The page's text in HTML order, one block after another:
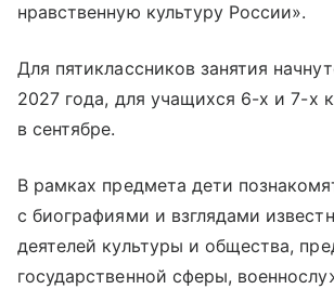
нравственную культуру России».
Для пятиклассников занятия
2027 года, для учащихся 6-х и 7-х
в сентябре.
В рамках предмета дети
с биографиями и взглядами
деятелей культуры и общества,
государственной сферы,